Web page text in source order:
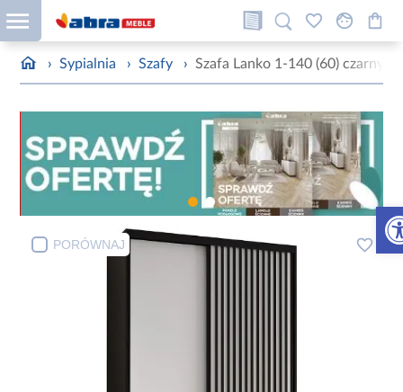
› Sypialnia › Szafy › Szafa Lanko 1-140 (60) czarny/
PORÓWNAJ